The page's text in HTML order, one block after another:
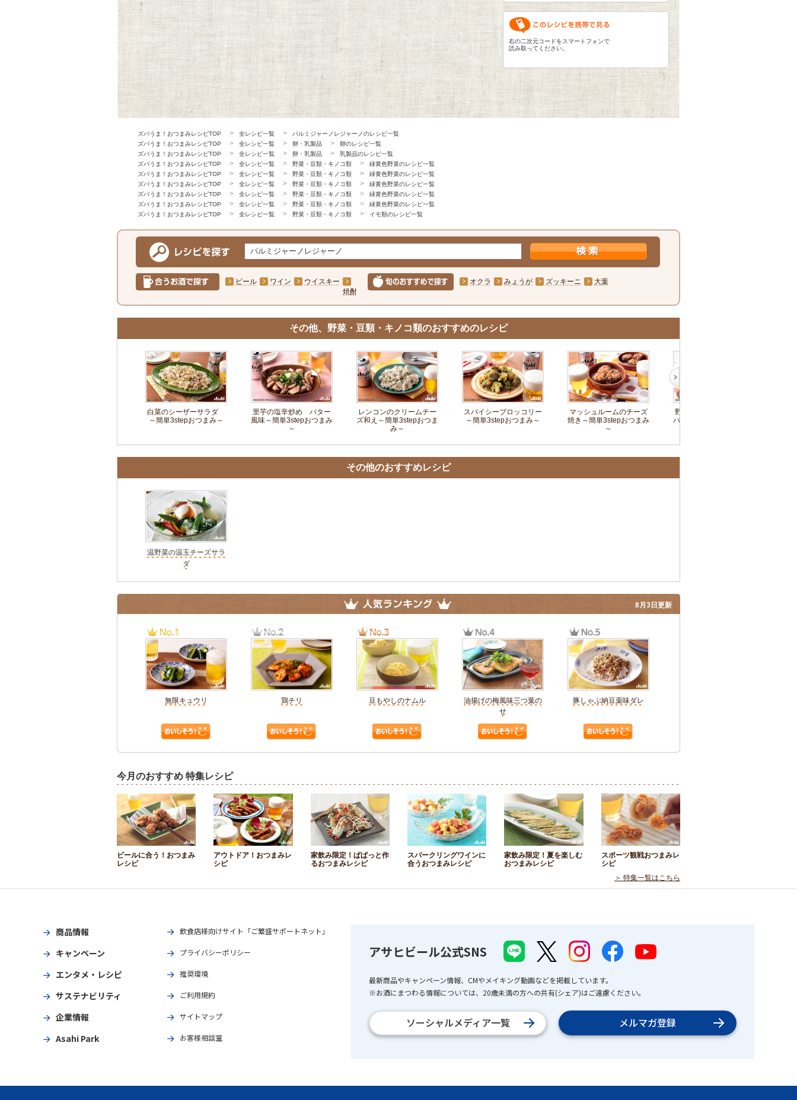
右の二次元コードをスマートフォンで
読み取ってください。
ズバうま！おつまみレシピTOP 全レシピ一覧
パルミジャーノレジャーノのレシピ一覧
ズバうま！おつまみレシピTOP
全レシピ一覧 卵・乳製品
卵のレシピ一覧
ズバうま！おつまみレシピTOP
全レシピ一覧 卵・乳製品
乳製品のレシピ一覧
ズバうま！おつまみレシピTOP
全レシピ一覧 野菜・豆類・キノコ類
緑黄色野菜のレシピ一覧
ズバうま！おつまみレシピTOP
全レシピ一覧 野菜・豆類・キノコ類
緑黄色野菜のレシピ一覧
ズバうま！おつまみレシピTOP
全レシピ一覧 野菜・豆類・キノコ類
緑黄色野菜のレシピ一覧
ズバうま！おつまみレシピTOP
全レシピ一覧 野菜・豆類・キノコ類
緑黄色野菜のレシピ一覧
ズバうま！おつまみレシピTOP
全レシピ一覧 野菜・豆類・キノコ類
緑黄色野菜のレシピ一覧
ズバうま！おつまみレシピTOP
全レシピ一覧 野菜・豆類・キノコ類 イモ類のレシピ一覧
ビール ワイン
ウイスキー
焼酎
オクラ みょうが ズッキーニ 大葉
その他、野菜・豆類・キノコ類のおすすめのレシピ
白菜のシーザーサラダ
～簡単3stepおつまみ～
里芋の塩辛炒め バター
風味～簡単3stepおつまみ
～
レンコンのクリームチー
ズ和え～簡単3stepおつま
み～
スパイシーブロッコリー
～簡単3stepおつまみ～
マッシュルームのチーズ
焼き～簡単3stepおつまみ
～
野菜たっぷり焼肉ビビン
バチャーハン～簡単3step
その他のおすすめレシピ
温野菜の温玉チーズサラ
ダ
無限キュウリ 鶏チリ 豆もやしのナムル
油揚げの梅風味三つ葉の
せ
豚しゃぶ納豆薬味ダレ
8月3日更新
今月のおすすめ 特集レシピ
ビールに合う！おつまみ
レシピ
アウトドア！おつまみレ
シピ
家飲み限定！ぱぱっと作
るおつまみレシピ
スパークリングワインに
合うおつまみレシピ
家飲み限定！夏を楽しむ
おつまみレシピ
スポーツ観戦おつまみレ
シピ
＞ 特集一覧はこちら
商品情報
キャンペーン
エンタメ・レシピ
サステナビリティ
企業情報
Asahi Park
飲食店様向けサイト「ご繁盛サポートネット」
プライバシーポリシー
推奨環境
ご利用規約
サイトマップ
お客様相談室
アサヒビール公式SNS
最新商品やキャンペーン情報、CMやメイキング動画などを掲載しています。
※お酒にまつわる情報については、20歳未満の方への共有(シェア)はご遠慮ください。
ソーシャルメディア一覧 メルマガ登録